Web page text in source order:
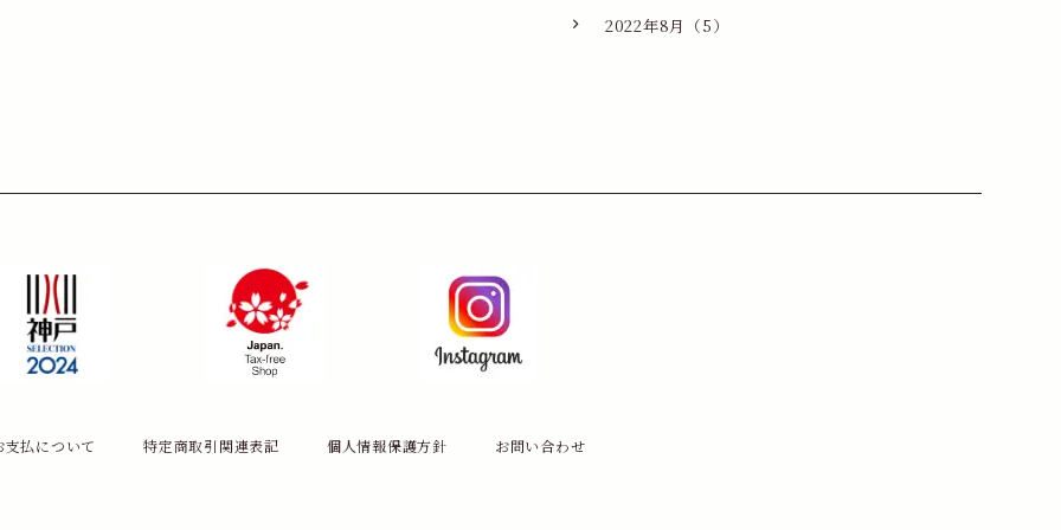
2022年8月（5）
支払について 特定商取引関連表記 個人情報保護方針 お問い合わせ